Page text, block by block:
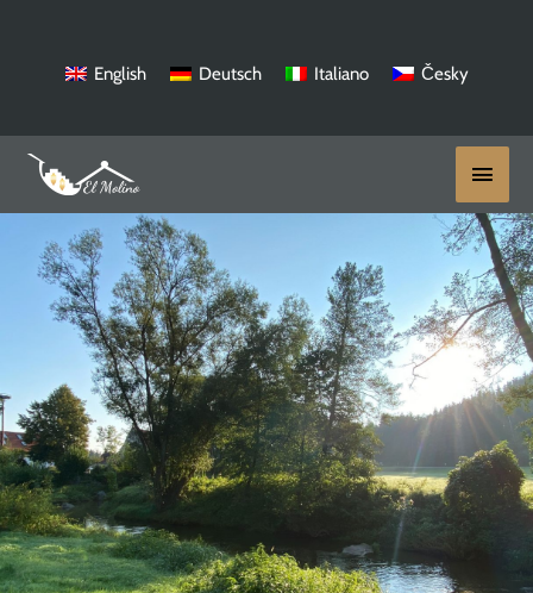
contenido
English Deutsch Italiano Česky
Menú